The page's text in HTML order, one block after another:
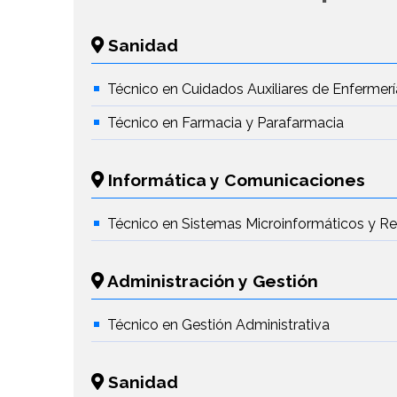
Sanidad
Técnico en Cuidados Auxiliares de
Técnico en Farmacia y Parafarmacia
Informática y Comunicaciones
Técnico en Sistemas Microinformáticos y
Administración y Gestión
Técnico en Gestión Administrativa
Sanidad